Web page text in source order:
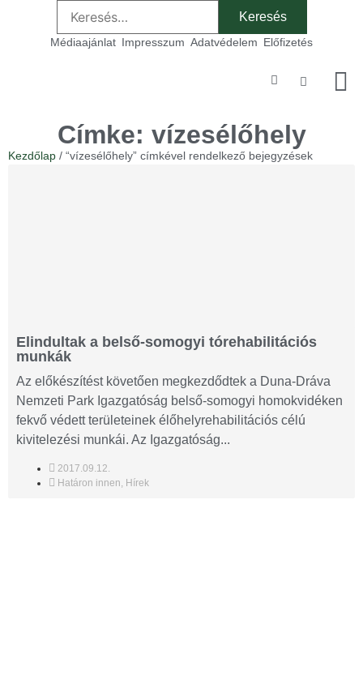
Médiaajánlat Impresszum Adatvédelem Előfizetés
Címke: vízesélőhely
Kezdőlap / “vízesélőhely” címkével rendelkező bejegyzések
Elindultak a belső-somogyi tórehabilitációs
munkák
Az előkészítést követően megkezdődtek a Duna-Dráva
Nemzeti Park Igazgatóság belső-somogyi homokvidéken
fekvő védett területeinek élőhelyrehabilitációs célú
kivitelezési munkái. Az Igazgatóság...
2017.09.12.
Határon innen, Hírek